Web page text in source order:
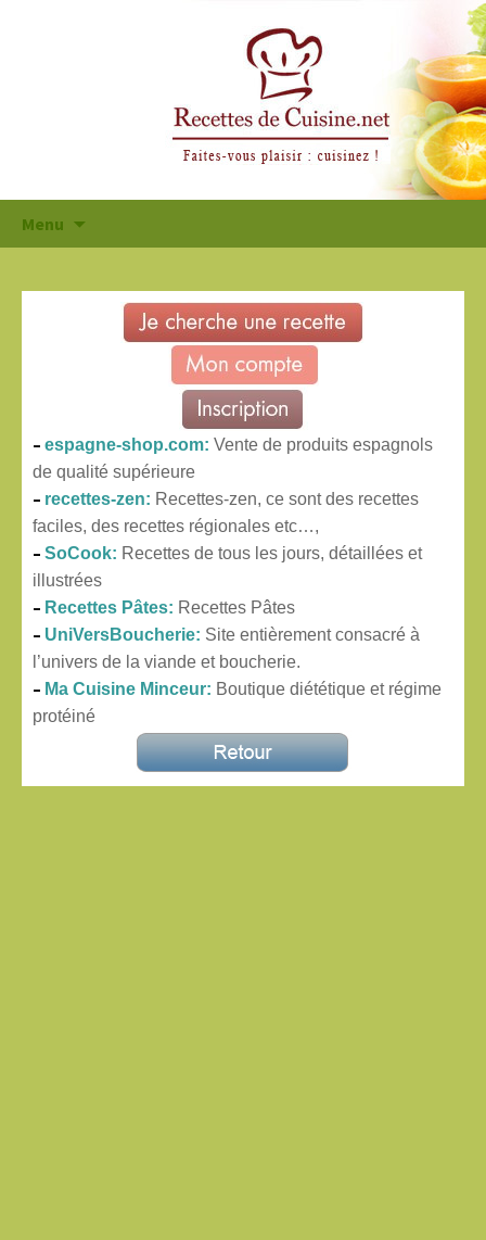
Menu
principal
– espagne-shop.com: Vente de produits espagnols
de qualité supérieure
– recettes-zen: Recettes-zen, ce sont des recettes
faciles, des recettes régionales etc…,
– SoCook: Recettes de tous les jours, détaillées et
illustrées
– Recettes Pâtes: Recettes Pâtes
– UniVersBoucherie: Site entièrement consacré à
l’univers de la viande et boucherie.
– Ma Cuisine Minceur: Boutique diététique et régime
protéiné